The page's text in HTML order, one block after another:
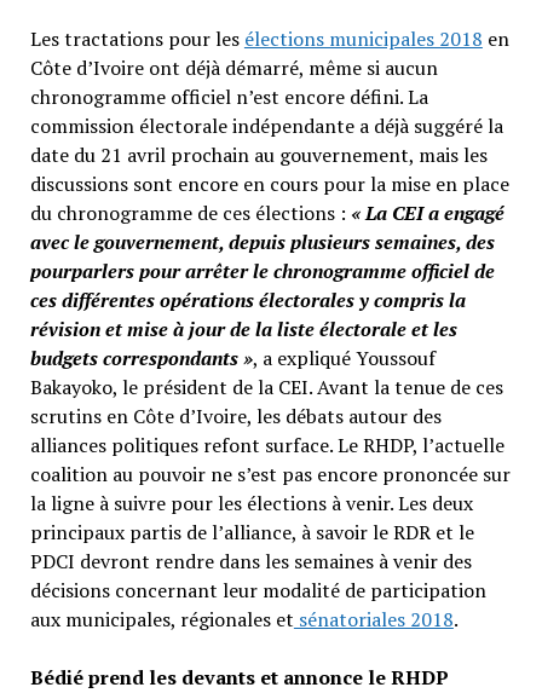
Les tractations pour les élections municipales 2018 en
Côte d’Ivoire ont déjà démarré, même si aucun
chronogramme officiel n’est encore défini. La
commission électorale indépendante a déjà suggéré la
date du 21 avril prochain au gouvernement, mais les
discussions sont encore en cours pour la mise en place
du chronogramme de ces élections : « La CEI a engagé
avec le gouvernement, depuis plusieurs semaines, des
pourparlers pour arrêter le chronogramme officiel de
ces différentes opérations électorales y compris la
révision et mise à jour de la liste électorale et les
budgets correspondants », a expliqué Youssouf
Bakayoko, le président de la CEI. Avant la tenue de ces
scrutins en Côte d’Ivoire, les débats autour des
alliances politiques refont surface. Le RHDP, l’actuelle
coalition au pouvoir ne s’est pas encore prononcée sur
la ligne à suivre pour les élections à venir. Les deux
principaux partis de l’alliance, à savoir le RDR et le
PDCI devront rendre dans les semaines à venir des
décisions concernant leur modalité de participation
aux municipales, régionales et sénatoriales 2018.
Bédié prend les devants et annonce le RHDP